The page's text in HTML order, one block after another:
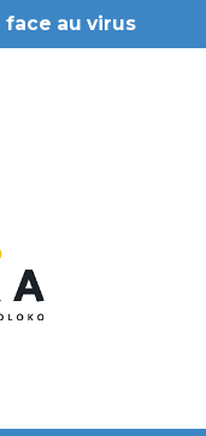
face au virus